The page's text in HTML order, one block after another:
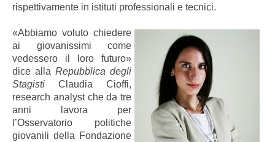
rispettivamente in istituti professionali e tecnici.
«Abbiamo voluto chiedere
ai giovanissimi come
vedessero il loro futuro»
dice alla Repubblica degli
Stagisti Claudia Cioffi,
research analyst che da tre
anni lavora per
l’Osservatorio politiche
giovanili della Fondazione